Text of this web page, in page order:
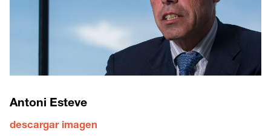
Antoni Esteve
descargar imagen